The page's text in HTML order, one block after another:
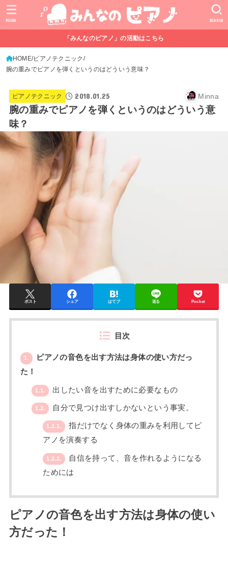
SEARCH
MENU
「みんなのピアノ」の活動はこちら
HOME ピアノテクニック
腕の重みでピアノを弾くというのはどういう意味？
ピアノテクニック 2018.01.25 Minna
腕の重みでピアノを弾くというのはどういう意
味？
ポスト シェア はてブ 送る Pocket
目次
1.
ピアノの音色を出す方法は身体の使い方だっ
た！
1.1. 出したい音を出すために必要なもの
1.2. 自分で見つけ出すしかないという事実。
1.2.1.
指だけでなく身体の重みを利用してピ
アノを演奏する
1.2.2.
自信を持って、音を作れるようになる
ためには
ピアノの音色を出す方法は身体の使い
方だった！